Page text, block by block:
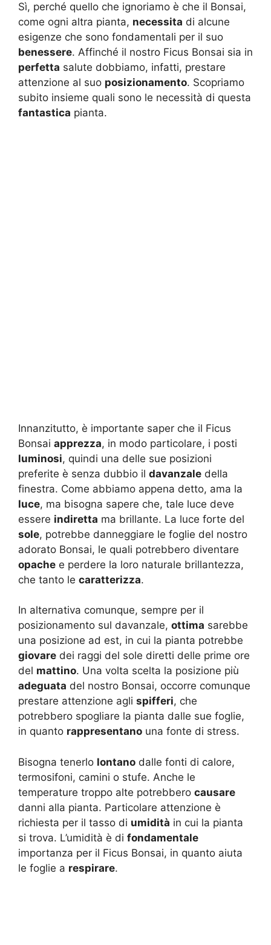
Sì, perché quello che ignoriamo è che il Bonsai,
come ogni altra pianta, necessita di alcune
esigenze che sono fondamentali per il suo
benessere. Affinché il nostro Ficus Bonsai sia in
perfetta salute dobbiamo, infatti, prestare
attenzione al suo posizionamento. Scopriamo
subito insieme quali sono le necessità di questa
fantastica pianta.
Innanzitutto, è importante saper che il Ficus
Bonsai apprezza, in modo particolare, i posti
luminosi, quindi una delle sue posizioni
preferite è senza dubbio il davanzale della
finestra. Come abbiamo appena detto, ama la
luce, ma bisogna sapere che, tale luce deve
essere indiretta ma brillante. La luce forte del
sole, potrebbe danneggiare le foglie del nostro
adorato Bonsai, le quali potrebbero diventare
opache e perdere la loro naturale brillantezza,
che tanto le caratterizza.
In alternativa comunque, sempre per il
posizionamento sul davanzale, ottima sarebbe
una posizione ad est, in cui la pianta potrebbe
giovare dei raggi del sole diretti delle prime ore
del mattino. Una volta scelta la posizione più
adeguata del nostro Bonsai, occorre comunque
prestare attenzione agli spifferi, che
potrebbero spogliare la pianta dalle sue foglie,
in quanto rappresentano una fonte di stress.
Bisogna tenerlo lontano dalle fonti di calore,
termosifoni, camini o stufe. Anche le
temperature troppo alte potrebbero causare
danni alla pianta. Particolare attenzione è
richiesta per il tasso di umidità in cui la pianta
si trova. L’umidità è di fondamentale
importanza per il Ficus Bonsai, in quanto aiuta
le foglie a respirare.